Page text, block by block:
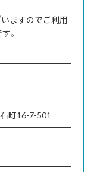
ますのでご利用
。
町16-7-501